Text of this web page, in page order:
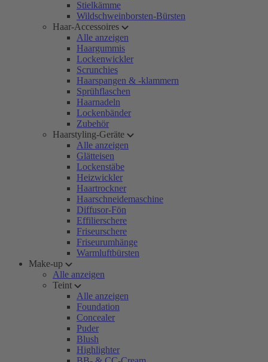
Stielkämme
Wildschweinborsten-Bürsten
Haar-Accessoires
Alle anzeigen
Haargummis
Lockenwickler
Scrunchies
Haarspangen & -klammern
Sprühflaschen
Haarnadeln
Lockenbänder
Zubehör
Haarstyling-Geräte
Alle anzeigen
Glätteisen
Lockenstäbe
Heizwickler
Haartrockner
Haarschneidemaschine
Diffusor-Fön
Effilierschere
Friseurschere
Friseurumhänge
Warmluftbürsten
Make-up
Alle anzeigen
Teint
Alle anzeigen
Foundation
Concealer
Puder
Blush
Highlighter